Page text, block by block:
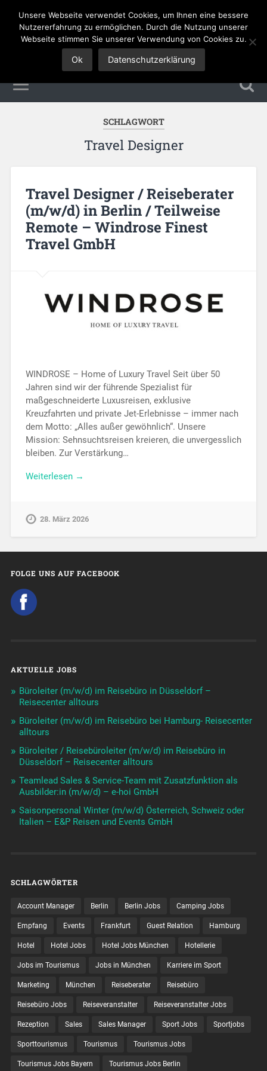
Tourismus Jobs
SCHLAGWORT
Travel Designer
Travel Designer / Reiseberater
(m/w/d) in Berlin / Teilweise
Remote – Windrose Finest
Travel GmbH
WINDROSE – Home of Luxury Travel Seit über 50
Jahren sind wir der führende Spezialist für
maßgeschneiderte Luxusreisen, exklusive
Kreuzfahrten und private Jet-Erlebnisse – immer nach
dem Motto: „Alles außer gewöhnlich“. Unsere
Mission: Sehnsuchtsreisen kreieren, die unvergesslich
bleiben. Zur Verstärkung…
Weiterlesen →
28. März 2026
FOLGE UNS AUF FACEBOOK
AKTUELLE JOBS
Büroleiter (m/w/d) im Reisebüro in Düsseldorf –
Reisecenter alltours
Büroleiter (m/w/d) im Reisebüro bei Hamburg- Reisecenter
alltours
Büroleiter / Reisebüroleiter (m/w/d) im Reisebüro in
Düsseldorf – Reisecenter alltours
Teamlead Sales & Service-Team mit Zusatzfunktion als
Ausbilder:in (m/w/d) – e-hoi GmbH
Saisonpersonal Winter (m/w/d) Österreich, Schweiz oder
Italien – E&P Reisen und Events GmbH
SCHLAGWÖRTER
Account Manager Berlin Berlin Jobs Camping Jobs
Empfang Events Frankfurt Guest Relation Hamburg
Hotel Hotel Jobs Hotel Jobs München Hotellerie
Jobs im Tourismus Jobs in München Karriere im Sport
Marketing München Reiseberater Reisebüro
Reisebüro Jobs Reiseveranstalter Reiseveranstalter Jobs
Rezeption Sales Sales Manager Sport Jobs Sportjobs
Sporttourismus Tourismus Tourismus Jobs
Tourismus Jobs Bayern Tourismus Jobs Berlin
Unsere Webseite verwendet Cookies, um Ihnen eine bessere
Nutzererfahrung zu ermöglichen. Durch die Nutzung unserer
Webseite stimmen Sie unserer Verwendung von Cookies zu.
Ok Datenschutzerklärung